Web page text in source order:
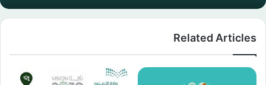
Related Articles